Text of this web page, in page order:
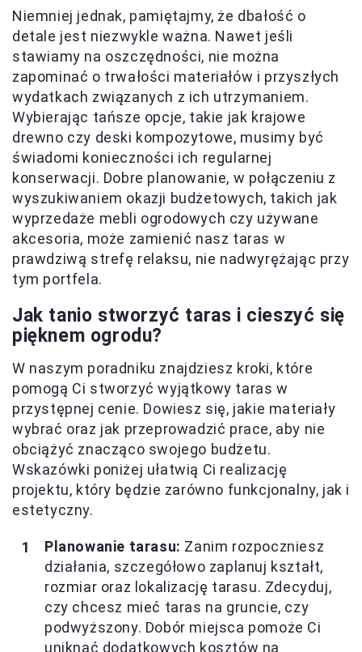
Niemniej jednak, pamiętajmy, że dbałość o
detale jest niezwykle ważna. Nawet jeśli
stawiamy na oszczędności, nie można
zapominać o trwałości materiałów i przyszłych
wydatkach związanych z ich utrzymaniem.
Wybierając tańsze opcje, takie jak krajowe
drewno czy deski kompozytowe, musimy być
świadomi konieczności ich regularnej
konserwacji. Dobre planowanie, w połączeniu z
wyszukiwaniem okazji budżetowych, takich jak
wyprzedaże mebli ogrodowych czy używane
akcesoria, może zamienić nasz taras w
prawdziwą strefę relaksu, nie nadwyrężając przy
tym portfela.
Jak tanio stworzyć taras i cieszyć się
pięknem ogrodu?
W naszym poradniku znajdziesz kroki, które
pomogą Ci stworzyć wyjątkowy taras w
przystępnej cenie. Dowiesz się, jakie materiały
wybrać oraz jak przeprowadzić prace, aby nie
obciążyć znacząco swojego budżetu.
Wskazówki poniżej ułatwią Ci realizację
projektu, który będzie zarówno funkcjonalny, jak i
estetyczny.
Planowanie tarasu: Zanim rozpoczniesz
działania, szczegółowo zaplanuj kształt,
rozmiar oraz lokalizację tarasu. Zdecyduj,
czy chcesz mieć taras na gruncie, czy
podwyższony. Dobór miejsca pomoże Ci
uniknąć dodatkowych kosztów na